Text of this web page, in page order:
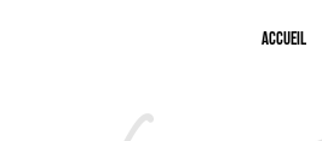
Accueil